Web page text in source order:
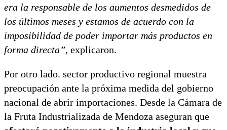
era la responsable de los aumentos desmedidos de
los últimos meses y estamos de acuerdo con la
imposibilidad de poder importar más productos en
forma directa”, explicaron.
Por otro lado. sector productivo regional muestra
preocupación ante la próxima medida del gobierno
nacional de abrir importaciones. Desde la Cámara de
la Fruta Industrializada de Mendoza aseguran que